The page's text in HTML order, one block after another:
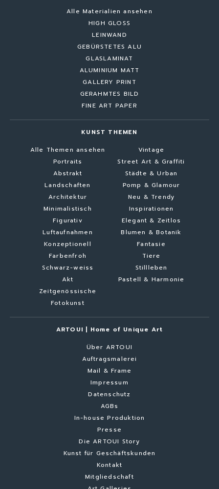
Alle Materialien ansehen
HIGH GLOSS
LEINWAND
GEBÜRSTETES ALU
GLASLAMINAT
ALUMINIUM MATT
GALLERY PRINT
GERAHMTES BILD
FINE ART PAPER
KUNST THEMEN
Alle Themen ansehen
Portraits
Abstrakt
Landschaften
Architektur
Minimalistisch
Figurativ
Luftaufnahmen
Konzeptionell
Farbenfroh
Schwarz-weiss
Akt
Zeitgenössische
Fotokunst
Vintage
Street Art & Graffiti
Städte & Urban
Pomp & Glamour
Neu & Trendy
Inspirationen
Elegant & Zeitlos
Blumen & Botanik
Fantasie
Tiere
Stillleben
Pastell & Harmonie
ARTOUI | Home of Unique Art
Über ARTOUI
Auftragsmalerei
Mail & Frame
Impressum
Datenschutz
AGBs
In-house Produktion
Presse
Die ARTOUI Story
Kunst für Geschäftskunden
Kontakt
Mitgliedschaft